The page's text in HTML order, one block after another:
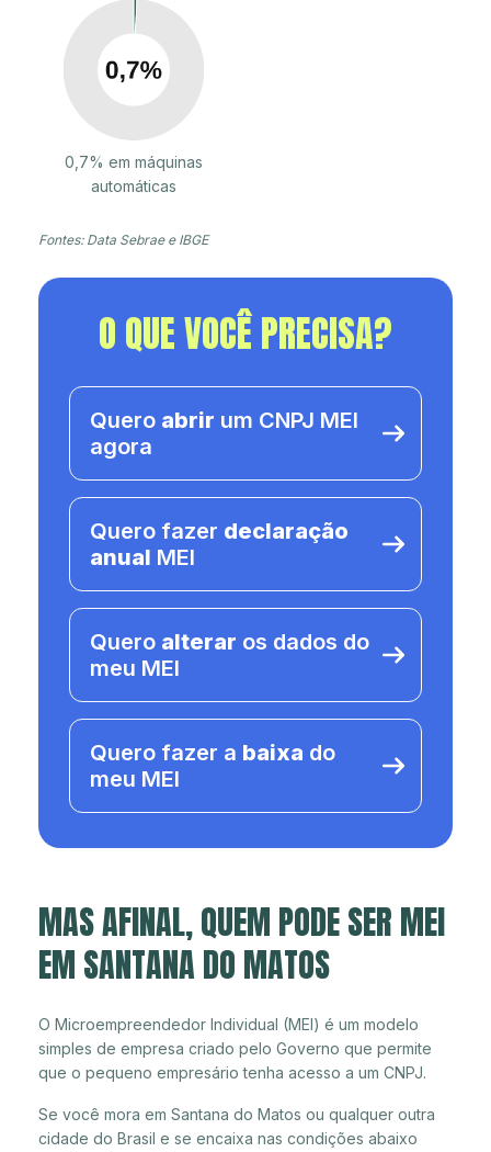
0,7% em máquinas
automáticas
Fontes: Data Sebrae e IBGE
O QUE VOCÊ PRECISA?
Quero abrir um CNPJ MEI
agora
Quero fazer declaração
anual MEI
Quero alterar os dados do
meu MEI
Quero fazer a baixa do
meu MEI
MAS AFINAL, QUEM PODE SER MEI
EM SANTANA DO MATOS
O Microempreendedor Individual (MEI) é um modelo
simples de empresa criado pelo Governo que permite
que o pequeno empresário tenha acesso a um CNPJ.
Se você mora em Santana do Matos ou qualquer outra
cidade do Brasil e se encaixa nas condições abaixo